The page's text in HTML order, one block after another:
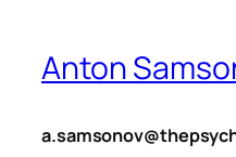
springen
Anton